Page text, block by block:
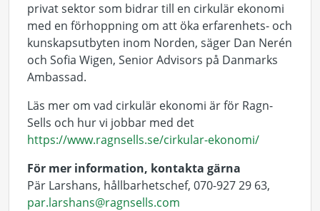
privat sektor som bidrar till en cirkulär ekonomi
med en förhoppning om att öka erfarenhets- och
kunskapsutbyten inom Norden, säger Dan Nerén
och Sofia Wigen, Senior Advisors på Danmarks
Ambassad.
Läs mer om vad cirkulär ekonomi är för Ragn-
Sells och hur vi jobbar med det
https://www.ragnsells.se/cirkular-ekonomi/
För mer information, kontakta gärna
Pär Larshans, hållbarhetschef, 070-927 29 63,
par.larshans@ragnsells.com